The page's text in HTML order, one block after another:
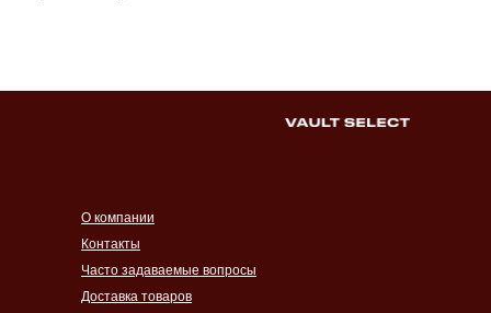
Контакты
Часто задаваемые вопросы
Доставка товаров
О компании